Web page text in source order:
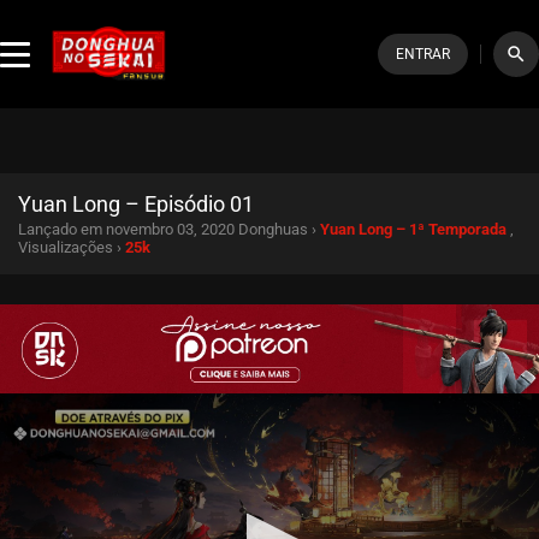
ENTRAR search
Yuan Long – Episódio 01
Lançado em novembro 03, 2020 Donghuas › Yuan Long – 1ª Temporada
Visualizações › 25k